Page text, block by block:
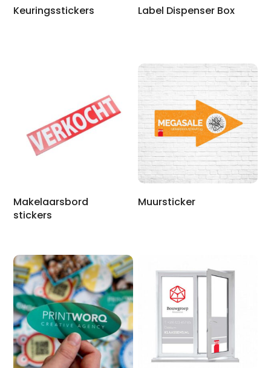
Keuringsstickers Label Dispenser Box
Makelaarsbord
stickers
Muursticker